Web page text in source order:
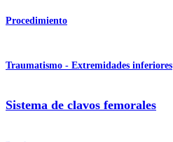
Procedimiento
Traumatismo - Extremidades inferiores
Sistema de clavos femorales